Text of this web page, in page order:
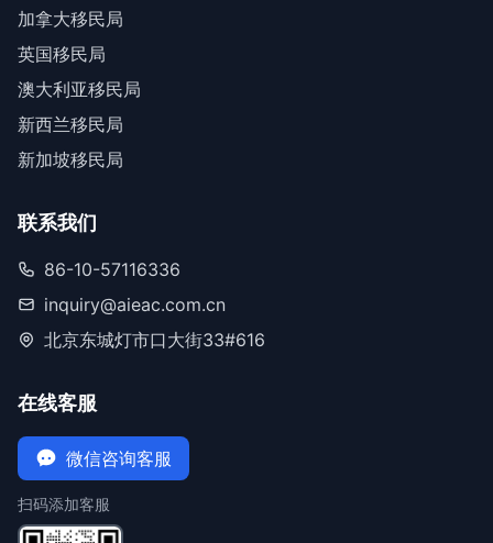
加拿大移民局
英国移民局
澳大利亚移民局
新西兰移民局
新加坡移民局
联系我们
86-10-57116336
inquiry@aieac.com.cn
北京东城灯市口大街33#616
在线客服
微信咨询客服
扫码添加客服